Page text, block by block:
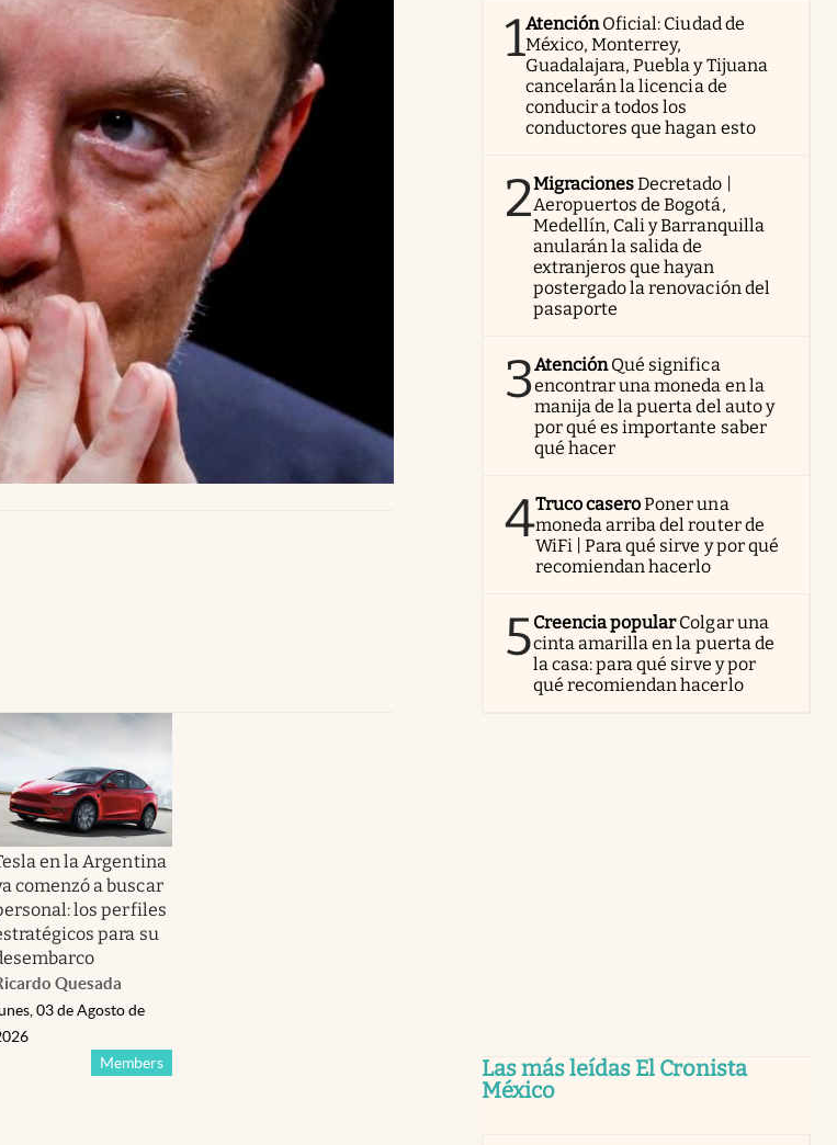
en la Argentina
comenzó a buscar
los perfiles
para su
Quesada
Members
03 de Agosto de
1AtenciónOficial: Ciudad de
México, Monterrey,
Guadalajara, Puebla y Tijuana
cancelarán la licencia de
conducir a todos los
conductores que hagan esto
2MigracionesDecretado |
Aeropuertos de Bogotá,
Medellín, Cali y Barranquilla
anularán la salida de
extranjeros que hayan
postergado la renovación del
pasaporte
3AtenciónQué significa
encontrar una moneda en la
manija de la puerta del auto y
por qué es importante saber
qué hacer
4Truco caseroPoner una
moneda arriba del router de
WiFi | Para qué sirve y por qué
recomiendan hacerlo
5Creencia popularColgar una
cinta amarilla en la puerta de
la casa: para qué sirve y por
qué recomiendan hacerlo
Las más leídas El Cronista
México